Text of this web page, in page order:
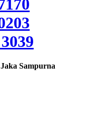
Sampurna